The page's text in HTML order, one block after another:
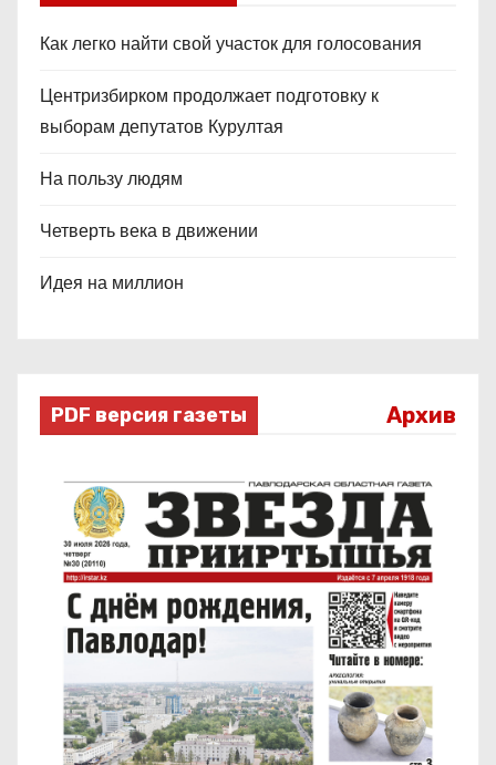
Как легко найти свой участок для голосования
Центризбирком продолжает подготовку к
выборам депутатов Курултая
На пользу людям
Четверть века в движении
Идея на миллион
PDF версия газеты Архив